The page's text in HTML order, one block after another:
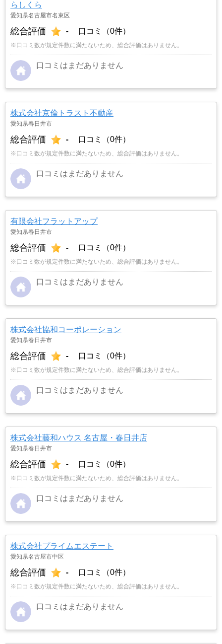
らしくら
愛知県名古屋市名東区
総合評価 - 口コミ（0件）
※口コミ数が規定件数に満たないため、総合評価はありません。
口コミはまだありません
株式会社京倫トラスト不動産
愛知県春日井市
総合評価 - 口コミ（0件）
※口コミ数が規定件数に満たないため、総合評価はありません。
口コミはまだありません
有限会社フラットアップ
愛知県春日井市
総合評価 - 口コミ（0件）
※口コミ数が規定件数に満たないため、総合評価はありません。
口コミはまだありません
株式会社協和コーポレーション
愛知県春日井市
総合評価 - 口コミ（0件）
※口コミ数が規定件数に満たないため、総合評価はありません。
口コミはまだありません
株式会社藤和ハウス 名古屋・春日井店
愛知県春日井市
総合評価 - 口コミ（0件）
※口コミ数が規定件数に満たないため、総合評価はありません。
口コミはまだありません
株式会社プライムエステート
愛知県名古屋市中区
総合評価 - 口コミ（0件）
※口コミ数が規定件数に満たないため、総合評価はありません。
口コミはまだありません